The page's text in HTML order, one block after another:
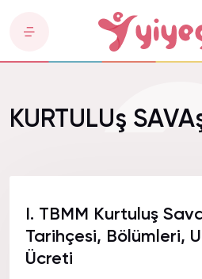
KURTULUş
I. TBMM Kurtuluş
Tarihçesi, Bölümleri,
Ücreti